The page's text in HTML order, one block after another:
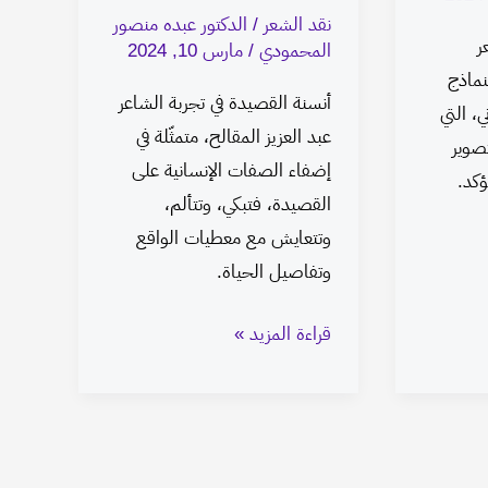
التي
نقد الشعر / الدكتور عبده منصور
المحمودي/مارس 10, 2024
أنسنة القصيدة في تجربة الشاعر
عبد العزيز المقالح، متمثّلة في
إضفاء الصفات الإنسانية على
القصيدة، فتبكي، وتتألم،
وتتعايش مع معطيات الواقع
وتفاصيل الحياة.
قراءة المزيد »